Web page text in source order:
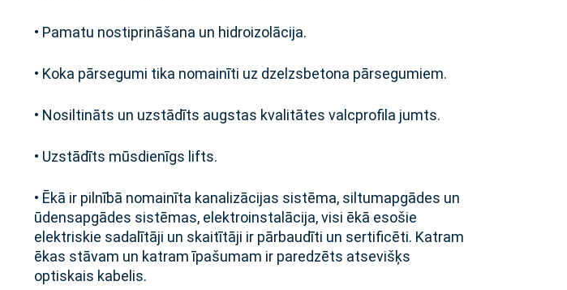
• Pamatu nostiprināšana un hidroizolācija.
• Koka pārsegumi tika nomainīti uz dzelzsbetona pārsegumiem.
• Nosiltināts un uzstādīts augstas kvalitātes valcprofila jumts.
• Uzstādīts mūsdienīgs lifts.
• Ēkā ir pilnībā nomainīta kanalizācijas sistēma, siltumapgādes un
ūdensapgādes sistēmas, elektroinstalācija, visi ēkā esošie
elektriskie sadalītāji un skaitītāji ir pārbaudīti un sertificēti. Katram
ēkas stāvam un katram īpašumam ir paredzēts atsevišķs
optiskais kabelis.